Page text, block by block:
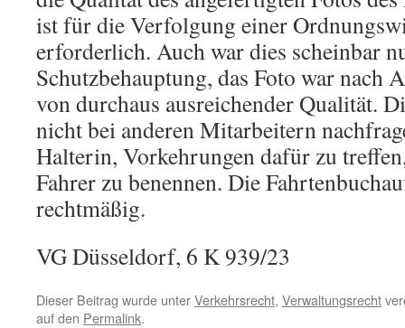
ist für die Verfolgung einer
erforderlich. Auch war dies scheinbar
Schutzbehauptung, das Foto war nach
von durchaus ausreichender Qualität.
nicht bei anderen Mitarbeitern
Halterin, Vorkehrungen dafür zu
Fahrer zu benennen. Die
rechtmäßig.
VG Düsseldorf, 6 K 939/23
Dieser Beitrag wurde unterVerkehrsrecht, Verwaltungsrecht
auf den Permalink.